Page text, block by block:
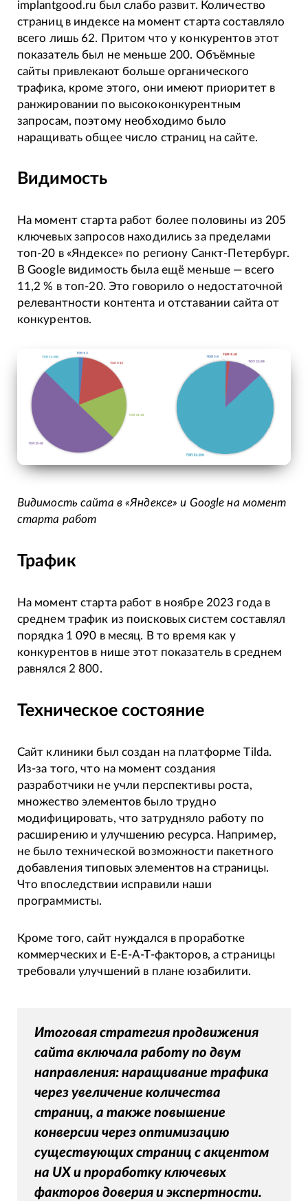
implantgood.ru был слабо развит. Количество
страниц в индексе на момент старта составляло
всего лишь 62. Притом что у конкурентов этот
показатель был не меньше 200. Объёмные
сайты привлекают больше органического
трафика, кроме этого, они имеют приоритет в
ранжировании по высококонкурентным
запросам, поэтому необходимо было
наращивать общее число страниц на сайте.
Видимость
На момент старта работ более половины из 205
ключевых запросов находились за пределами
топ-20 в «Яндексе» по региону Санкт-Петербург.
В Google видимость была ещё меньше — всего
11,2 % в топ-20. Это говорило о недостаточной
релевантности контента и отставании сайта от
конкурентов.
Видимость сайта в «Яндексе» и Google на момент
старта работ
Трафик
На момент старта работ в ноябре 2023 года в
среднем трафик из поисковых систем составлял
порядка 1 090 в месяц. В то время как у
конкурентов в нише этот показатель в среднем
равнялся 2 800.
Техническое состояние
Сайт клиники был создан на платформе Tilda.
Из-за того, что на момент создания
разработчики не учли перспективы роста,
множество элементов было трудно
модифицировать, что затрудняло работу по
расширению и улучшению ресурса. Например,
не было технической возможности пакетного
добавления типовых элементов на страницы.
Что впоследствии исправили наши
программисты.
Кроме того, сайт нуждался в проработке
коммерческих и E-E-A-T-факторов, а страницы
требовали улучшений в плане юзабилити.
Итоговая стратегия продвижения
сайта включала работу по двум
направления: наращивание трафика
через увеличение количества
страниц, а также повышение
конверсии через оптимизацию
существующих страниц с акцентом
на UX и проработку ключевых
факторов доверия и экспертности.